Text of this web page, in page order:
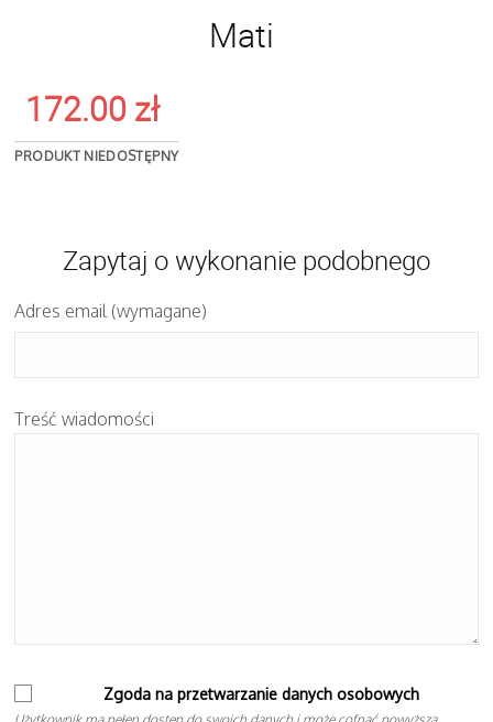
Mati
172.00 zł
PRODUKT NIEDOSTĘPNY
Zapytaj o wykonanie podobnego
Adres email (wymagane)
Treść wiadomości
Zgoda na przetwarzanie danych osobowych